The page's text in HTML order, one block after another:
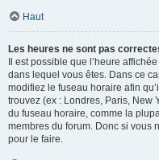
Haut
Les heures ne sont pas
Il est possible que l’heure
dans lequel vous êtes. Dans ce
modifiez le fuseau horaire afin
trouvez (ex : Londres, Paris, New
du fuseau horaire, comme la
membres du forum. Donc si vous
pour le faire.